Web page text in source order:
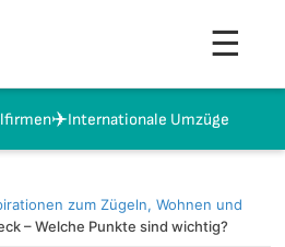
☰
✈️Internationale Umzüge
zum Zügeln, Wohnen und
– Welche Punkte sind wichtig?